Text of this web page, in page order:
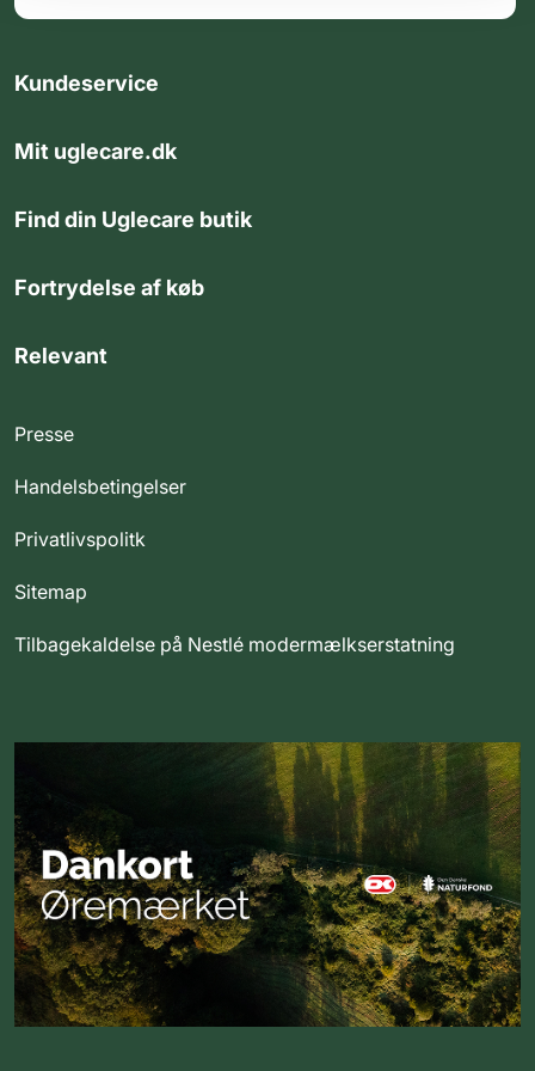
Kundeservice
Mit uglecare.dk
Find din Uglecare butik
Fortrydelse af køb
Relevant
Presse
Handelsbetingelser
Privatlivspolitk
Sitemap
Tilbagekaldelse på Nestlé modermælkserstatning